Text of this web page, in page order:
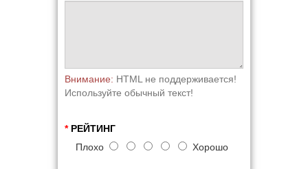
Внимание: HTML не поддерживается!
Используйте обычный текст!
РЕЙТИНГ
Плохо
Хорошо